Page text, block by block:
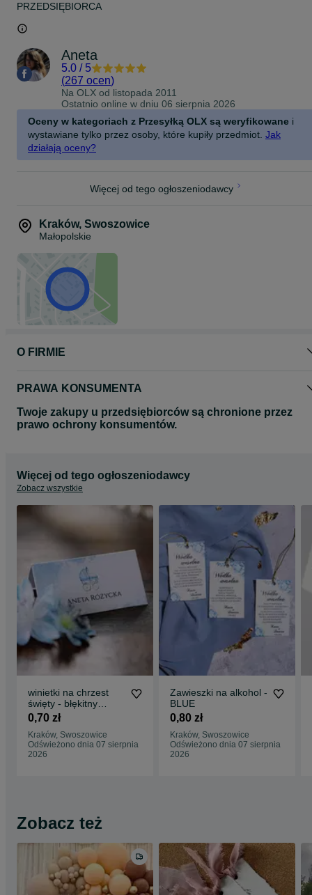
PRZEDSIĘBIORCA
Aneta
5.0 / 5
(267 ocen)
Na OLX od listopada 2011
Ostatnio online w dniu 06 sierpnia 2026
Oceny w kategoriach z Przesyłką OLX są weryfikowane i
wystawiane tylko przez osoby, które kupiły przedmiot. Jak
działają oceny?
Więcej od tego ogłoszeniodawcy
Kraków, Swoszowice
Małopolskie
O FIRMIE
PRAWA KONSUMENTA
Twoje zakupy u przedsiębiorców są chronione przez
prawo ochrony konsumentów.
Więcej od tego ogłoszeniodawcy
Zobacz wszystkie
winietki na chrzest
święty - błękitny
wózek
0,70 zł
Kraków, Swoszowice
Odświeżono dnia 07 sierpnia
2026
Zawieszki na alkohol -
BLUE
0,80 zł
Kraków, Swoszowice
Odświeżono dnia 07 sierpnia
2026
Zobacz też